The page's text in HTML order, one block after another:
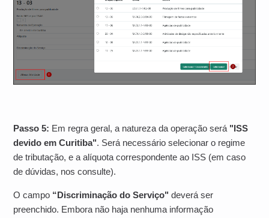
Passo 5: Em regra geral, a natureza da operação será "ISS
devido em Curitiba". Será necessário selecionar o regime
de tributação, e a alíquota correspondente ao ISS (em caso
de dúvidas, nos consulte).
O campo “Discriminação do Serviço" deverá ser
preenchido. Embora não haja nenhuma informação